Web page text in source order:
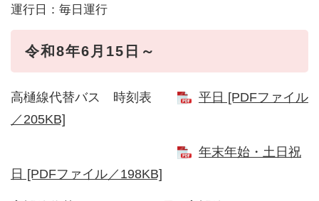
運行日：毎日運行​
令和8年6月15日～
高樋線代替バス 時刻表
平日 [PDFファイル
／205KB]
年末年始・土日祝
日 [PDFファイル／198KB]